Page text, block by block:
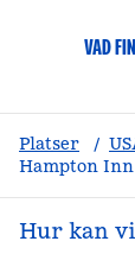
VAD
Platser /
Hampton Inn
Hur kan